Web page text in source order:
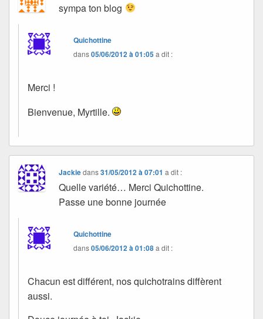
sympa ton blog
Quichottine
dans05/06/2012 à 01:05a dit :
Merci !
Bienvenue, Myrtille.
Jackiedans31/05/2012 à 07:01 a dit :
Quelle variété… Merci Quichottine.
Passe une bonne journée
Quichottine
dans05/06/2012 à 01:08a dit :
Chacun est différent, nos quichotrains diffèrent
aussi.